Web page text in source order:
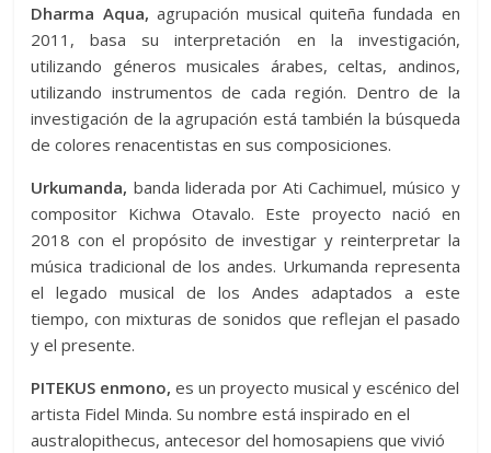
Dharma Aqua, agrupación musical quiteña fundada en
2011, basa su interpretación en la investigación,
utilizando géneros musicales árabes, celtas, andinos,
utilizando instrumentos de cada región. Dentro de la
investigación de la agrupación está también la búsqueda
de colores renacentistas en sus composiciones.
Urkumanda, banda liderada por Ati Cachimuel, músico y
compositor Kichwa Otavalo. Este proyecto nació en
2018 con el propósito de investigar y reinterpretar la
música tradicional de los andes. Urkumanda representa
el legado musical de los Andes adaptados a este
tiempo, con mixturas de sonidos que reflejan el pasado
y el presente.
PITEKUS enmono, es un proyecto musical y escénico del
artista Fidel Minda. Su nombre está inspirado en el
australopithecus, antecesor del homosapiens que vivió